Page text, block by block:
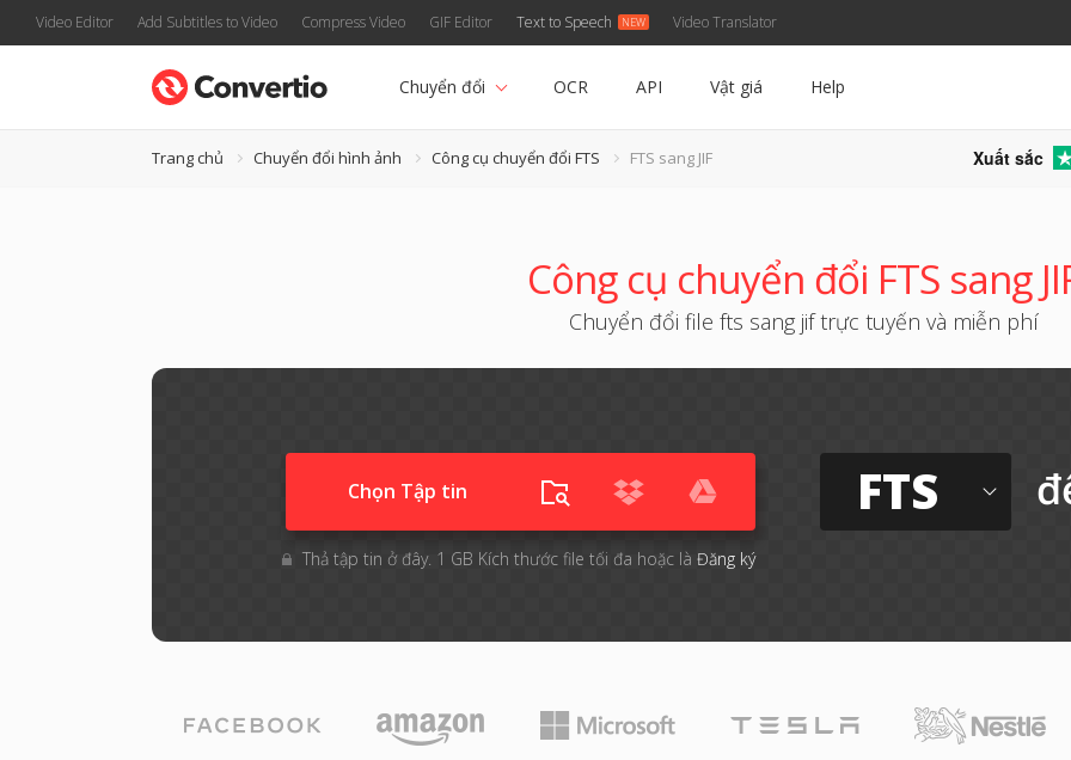
Video Editor Add Subtitles to Video Compress Video GIF Editor Text to Speech Video Translator
Chuyển đổi OCR API Vật giá Help
Trang chủ Chuyển đổi hình ảnh Công cụ chuyển đổi FTS FTS sang JIF Xuất sắc
Công cụ chuyển đổi FTS sang
Chuyển đổi file fts sang jif trực tuyến và miễn phí
Chọn Tập tin
Thả tập tin ở đây. 1 GB Kích thước file tối đa hoặc là Đăng ký
FTS